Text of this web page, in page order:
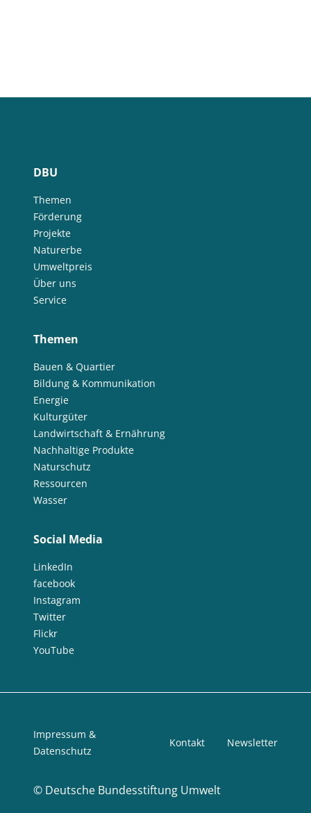
DBU
Themen
Förderung
Projekte
Naturerbe
Umweltpreis
Über uns
Service
Themen
Bauen & Quartier
Bildung & Kommunikation
Energie
Kulturgüter
Landwirtschaft & Ernährung
Nachhaltige Produkte
Naturschutz
Ressourcen
Wasser
Social Media
LinkedIn
facebook
Instagram
Twitter
Flickr
YouTube
© Deutsche Bundesstiftung Umwelt
Impressum &
Datenschutz
Kontakt Newsletter